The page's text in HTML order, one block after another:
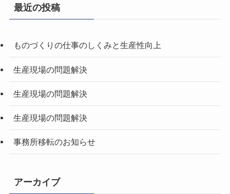
最近の投稿
ものづくりの仕事のしくみと生産性向上
生産現場の問題解決
生産現場の問題解決
生産現場の問題解決
事務所移転のお知らせ
アーカイブ